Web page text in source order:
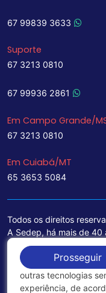
67 99839 3633
Suporte
67 3213 0810
67 99936 2861
Em Campo Grande/
67 3213 0810
Em Cuiabá/MT
65 3653 5084
Todos os direitos
A Sedep, há mais de 40
treinamento de
ponta para a ampliação
para a área jurídica,
excelentes soluções
Prosseguir
outras tecnologias
experiência, de